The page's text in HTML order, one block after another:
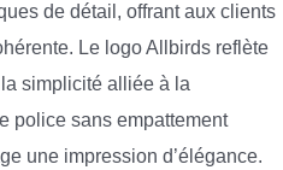
de détail, offrant aux clients
Le logo Allbirds reflète
simplicité alliée à la
police sans empattement
une impression d’élégance.